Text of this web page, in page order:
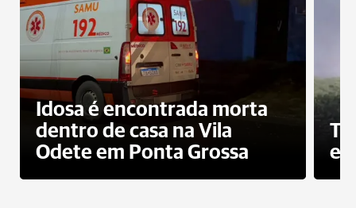
Idosa é encontrada morta
dentro de casa na Vila
Odete em Ponta Grossa
e